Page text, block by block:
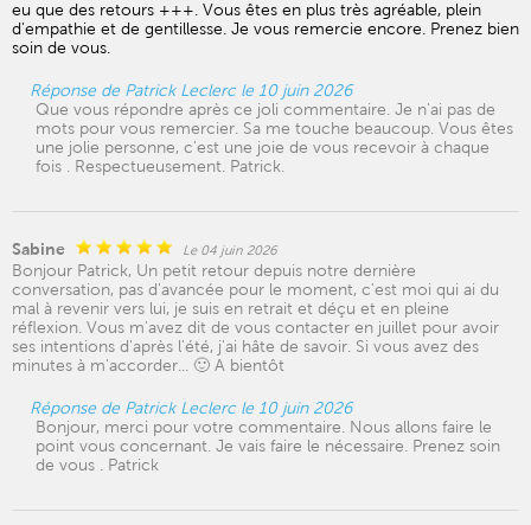
eu que des retours +++. Vous êtes en plus très agréable, plein
d'empathie et de gentillesse. Je vous remercie encore. Prenez bien
soin de vous.
Réponse de Patrick Leclerc le 10 juin 2026
Que vous répondre après ce joli commentaire. Je n'ai pas de
mots pour vous remercier. Sa me touche beaucoup. Vous êtes
une jolie personne, c'est une joie de vous recevoir à chaque
fois . Respectueusement. Patrick.
Sabine Le 04 juin 2026
Bonjour Patrick, Un petit retour depuis notre dernière
conversation, pas d'avancée pour le moment, c'est moi qui ai du
mal à revenir vers lui, je suis en retrait et déçu et en pleine
réflexion. Vous m'avez dit de vous contacter en juillet pour avoir
ses intentions d'après l'été, j'ai hâte de savoir. Si vous avez des
minutes à m'accorder... 🙂 A bientôt
Réponse de Patrick Leclerc le 10 juin 2026
Bonjour, merci pour votre commentaire. Nous allons faire le
point vous concernant. Je vais faire le nécessaire. Prenez soin
de vous . Patrick